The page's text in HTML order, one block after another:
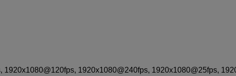
1920x1080@240fps, 1920x1080@25fps,